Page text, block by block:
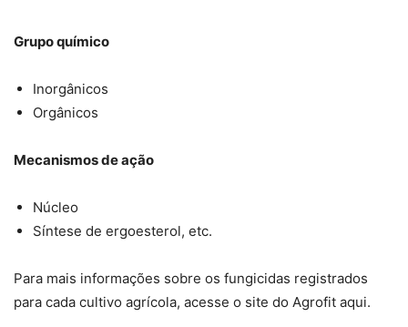
Grupo químico
Inorgânicos
Orgânicos
Mecanismos de ação
Núcleo
Síntese de ergoesterol, etc.
Para mais informações sobre os fungicidas registrados
para cada cultivo agrícola, acesse o site do Agrofit aqui.